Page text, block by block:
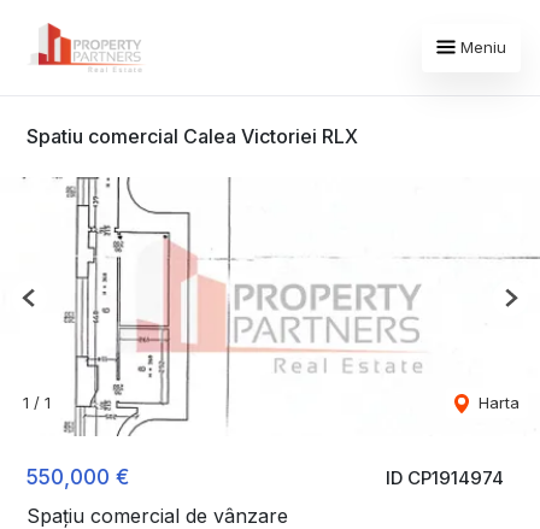
Meniu
Spatiu comercial Calea Victoriei RLX
ID CP1914974
550,000 €
Spațiu comercial de vânzare
1 / 1 Harta
Previous